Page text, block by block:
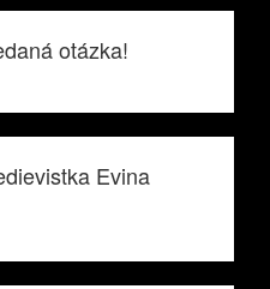
otázka!
Evina